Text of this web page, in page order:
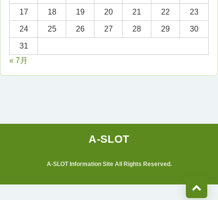
17 18 19 20 21 22 23
24 25 26 27 28 29 30
31
« 7月
A-SLOT Information Site All Rights Reserved.